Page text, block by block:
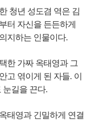
청년 성도겸 역은 김
터 자신을 든든하게
지하는 인물이다.
한 가짜 옥태영과 그
고 엮이게 된 자들. 이
눈길을 끈다.
태영과 긴밀하게 연결